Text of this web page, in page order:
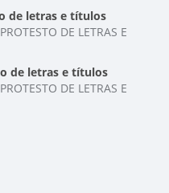
de letras e títulos
DE LETRAS E
de letras e títulos
DE LETRAS E